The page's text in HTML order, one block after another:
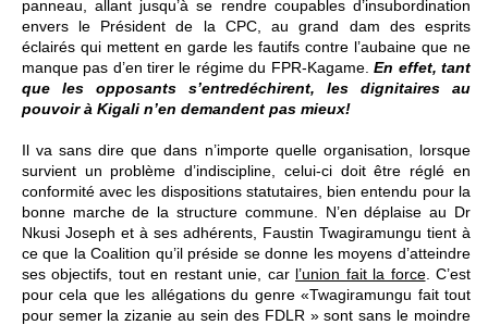
panneau, allant jusqu’à se rendre coupables d’insubordination
envers le Président de la CPC, au grand dam des esprits
éclairés qui mettent en garde les fautifs contre l’aubaine que ne
manque pas d’en tirer le régime du FPR-Kagame.En effet, tant
que les opposants s’entredéchirent, les dignitaires au
pouvoir à Kigali n’en demandent pas mieux!
Il va sans dire que dans n’importe quelle organisation, lorsque
survient un problème d’indiscipline, celui-ci doit être réglé en
conformité avec les dispositions statutaires, bien entendu pour la
bonne marche de la structure commune. N’en déplaise au Dr
Nkusi Joseph et à ses adhérents, Faustin Twagiramungu tient à
ce que la Coalition qu’il préside se donne les moyens d’atteindre
ses objectifs, tout en restant unie, car l’union fait la force. C’est
pour cela que les allégations du genre «Twagiramungu fait tout
pour semer la zizanie au sein des FDLR » sont sans le moindre